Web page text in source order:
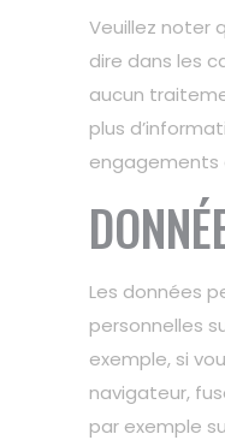
Veuillez noter
dire dans les
aucun
plus
engagements
Les données
personnelles
exemple, si
navigateur,
par exemple